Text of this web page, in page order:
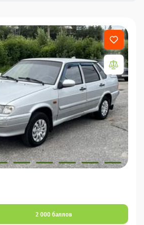
2 000 баллов